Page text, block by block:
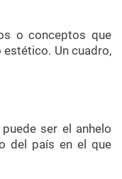
o conceptos que
estético. Un cuadro,
ser el anhelo
del país en el que